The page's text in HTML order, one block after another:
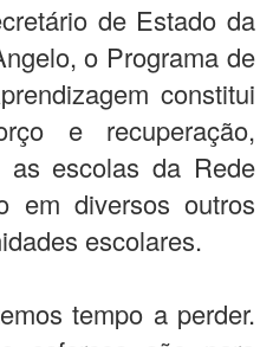
de Estado da
o Programa de
constitui
e recuperação,
as escolas da Rede
em diversos outros
escolares.
tempo a perder.